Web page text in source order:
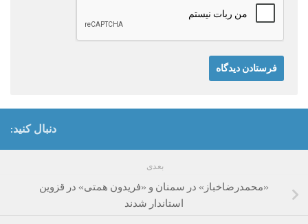
دنبال کنید:
بعدی
«محمدرضاخباز» در سمنان و «فریدون همتی» در قزوین
استاندار شدند